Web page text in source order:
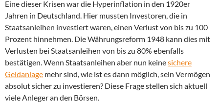
Eine dieser Krisen war die Hyperinflation in den 1920er
Jahren in Deutschland. Hier mussten Investoren, die in
Staatsanleihen investiert waren, einen Verlust von bis zu 100
Prozent hinnehmen. Die Währungsreform 1948 kann dies mit
Verlusten bei Staatsanleihen von bis zu 80% ebenfalls
bestätigen. Wenn Staatsanleihen aber nun keinesichere
Geldanlage mehr sind, wie ist es dann möglich, sein Vermögen
absolut sicher zu investieren? Diese Frage stellen sich aktuell
viele Anleger an den Börsen.